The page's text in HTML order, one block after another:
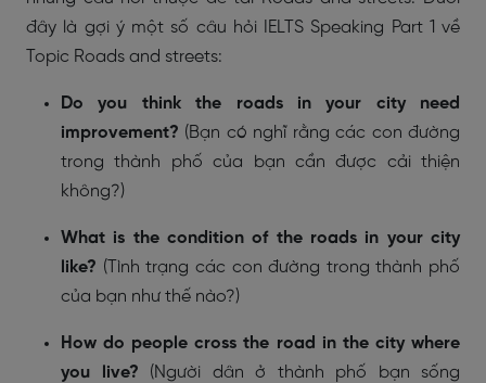
đây là gợi ý một số câu hỏi IELTS Speaking Part 1 về
Topic Roads and streets:
Do you think the roads in your city need
improvement? (Bạn có nghĩ rằng các con đường
trong thành phố của bạn cần được cải thiện
không?)
What is the condition of the roads in your city
like? (Tình trạng các con đường trong thành phố
của bạn như thế nào?)
How do people cross the road in the city where
you live? (Người dân ở thành phố bạn sống